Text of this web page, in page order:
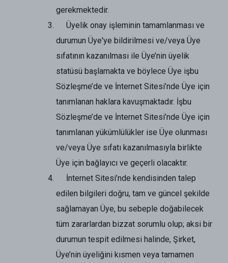
gerekmektedir.
Üyelik onay işleminin tamamlanması ve
durumun Üye'ye bildirilmesi ve/veya Üye
sıfatının kazanılması ile Üye’nin üyelik
statüsü başlamakta ve böylece Üye işbu
Sözleşme’de ve İnternet Sitesi’nde Üye için
tanımlanan haklara kavuşmaktadır. İşbu
Sözleşme’de ve İnternet Sitesi’nde Üye için
tanımlanan yükümlülükler ise Üye olunması
ve/veya Üye sıfatı kazanılmasıyla birlikte
Üye için bağlayıcı ve geçerli olacaktır.
İnternet Sitesi’nde kendisinden talep
edilen bilgileri doğru, tam ve güncel şekilde
sağlamayan Üye, bu sebeple doğabilecek
tüm zararlardan bizzat sorumlu olup; aksi bir
durumun tespit edilmesi halinde, Şirket,
Üye’nin üyeliğini kısmen veya tamamen